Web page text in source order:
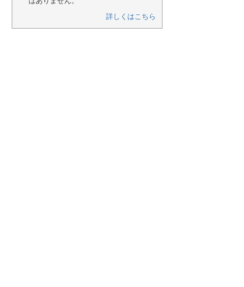
詳しくはこちら